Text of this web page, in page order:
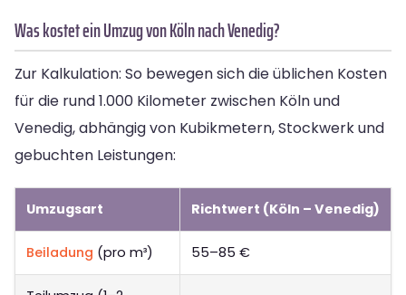
Was kostet ein Umzug von Köln nach Venedig?
Zur Kalkulation: So bewegen sich die üblichen Kosten
für die rund 1.000 Kilometer zwischen Köln und
Venedig, abhängig von Kubikmetern, Stockwerk und
gebuchten Leistungen:
Umzugsart Richtwert (Köln – Venedig)
Beiladung (pro m³) 55–85 €